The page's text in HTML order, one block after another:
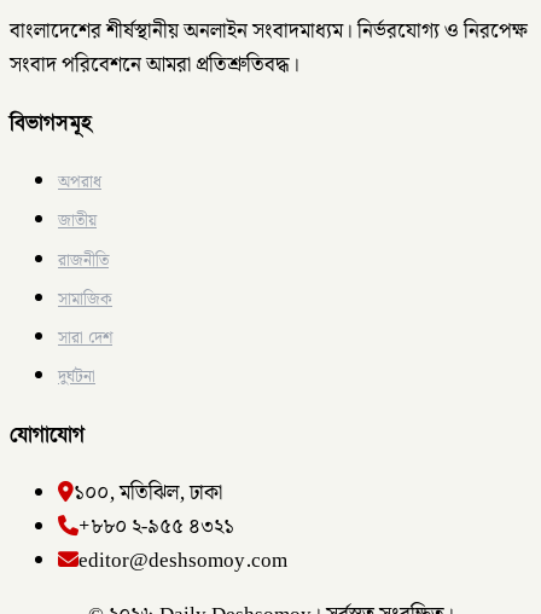
বাংলাদেশের শীর্ষস্থানীয় অনলাইন সংবাদমাধ্যম। নির্ভরযোগ্য ও নিরপেক্ষ
সংবাদ পরিবেশনে আমরা প্রতিশ্রুতিবদ্ধ।
বিভাগসমূহ
অপরাধ
জাতীয়
রাজনীতি
সামাজিক
সারা দেশ
দুর্ঘটনা
যোগাযোগ
১০০, মতিঝিল, ঢাকা
+৮৮০ ২-৯৫৫ ৪৩২১
editor@deshsomoy.com